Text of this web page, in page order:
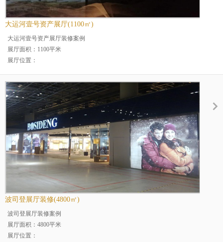
大运河壹号资产展厅(1100㎡)
大运河壹号资产展厅装修案例
展厅面积：1100平米
展厅位置：
行业分类：房地产行业展厅装修
波司登展厅装修(4800㎡)
波司登展厅装修案例
展厅面积：4800平米
展厅位置：